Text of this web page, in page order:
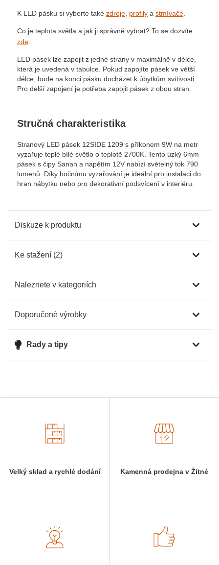
K LED pásku si vyberte také zdroje profily a stmívače
Co je teplota světla a jak ji správně vybrat? To se dozvíte
zde
LED pásek lze zapojit z jedné strany v maximálně v délce,
která je uvedená v tabulce. Pokud zapojíte pásek ve větší
délce, bude na konci pásku docházet k úbytkům svítivosti.
Pro delší zapojení je potřeba zapojit pásek z obou stran.
Stručná charakteristika
Stranový LED pásek 12SIDE 1209 s příkonem 9W na metr
vyzařuje teplé bílé světlo o teplotě 2700K. Tento úzký 6mm
pásek s čipy Sanan a napětím 12V nabízí světelný tok 790
lumenů. Díky bočnímu vyzařování je ideální pro instalaci do
hran nábytku nebo pro dekorativní podsvícení v interiéru.
Diskuze k produktu
Ke stažení (2)
Naleznete v kategoriích
Doporučené výrobky
Rady a tipy
Velký sklad a rychlé dodání Kamenná prodejna v Žitné